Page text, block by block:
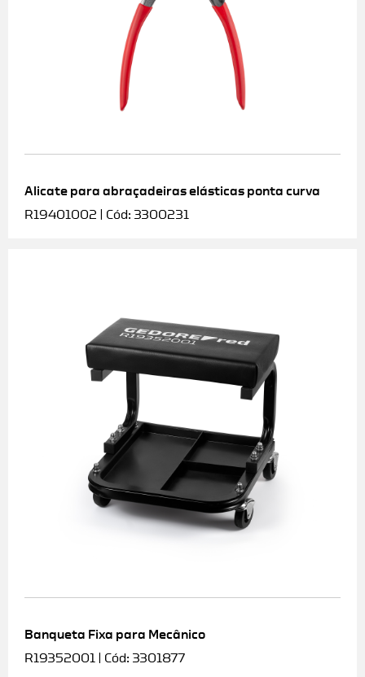
Alicate para abraçadeiras elásticas ponta curva
R19401002 | Cód: 3300231
Banqueta Fixa para Mecânico
R19352001 | Cód: 3301877